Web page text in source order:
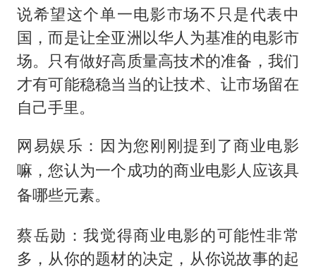
说希望这个单一电影市场不只是代表中
国，而是让全亚洲以华人为基准的电影市
场。只有做好高质量高技术的准备，我们
才有可能稳稳当当的让技术、让市场留在
自己手里。
网易娱乐：因为您刚刚提到了商业电影
嘛，您认为一个成功的商业电影人应该具
备哪些元素。
蔡岳勋：我觉得商业电影的可能性非常
多，从你的题材的决定，从你说故事的起